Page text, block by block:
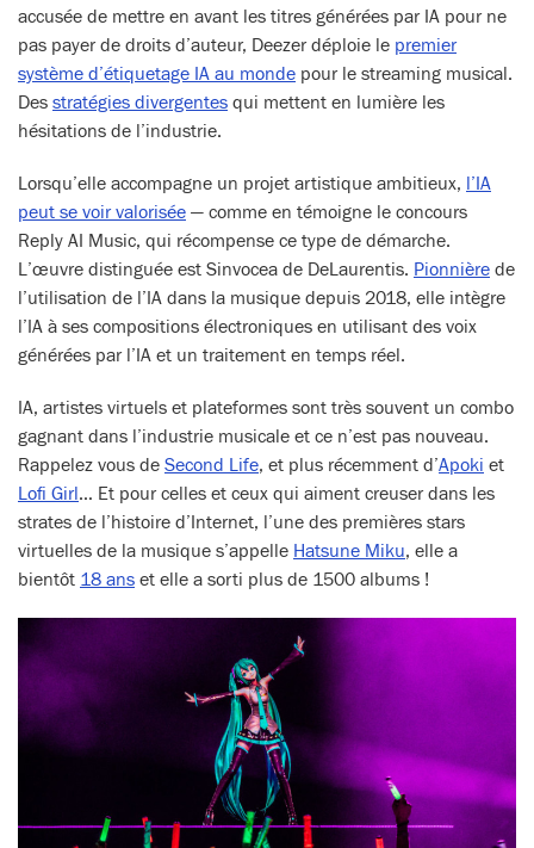
accusée de mettre en avant les titres générées par IA pour ne
pas payer de droits d’auteur, Deezer déploie le premier
système d’étiquetage IA au monde pour le streaming musical.
Des stratégies divergentes qui mettent en lumière les
hésitations de l’industrie.
Lorsqu’elle accompagne un projet artistique ambitieux, l’IA
peut se voir valorisée — comme en témoigne le concours
Reply AI Music, qui récompense ce type de démarche.
L’œuvre distinguée est Sinvocea de DeLaurentis. Pionnière de
l’utilisation de l’IA dans la musique depuis 2018, elle intègre
l’IA à ses compositions électroniques en utilisant des voix
générées par l’IA et un traitement en temps réel.
IA, artistes virtuels et plateformes sont très souvent un combo
gagnant dans l’industrie musicale et ce n’est pas nouveau.
Rappelez vous de Second Life, et plus récemment d’Apoki et
Lofi Girl… Et pour celles et ceux qui aiment creuser dans les
strates de l’histoire d’Internet, l’une des premières stars
virtuelles de la musique s’appelle Hatsune Miku, elle a
bientôt 18 ans et elle a sorti plus de 1500 albums !